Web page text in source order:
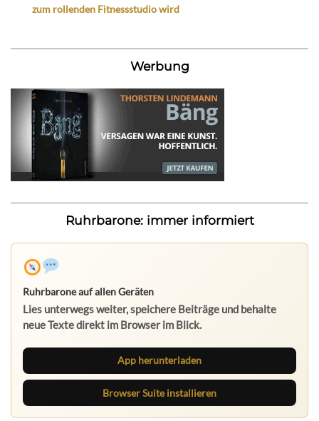
zum rollenden Fitnessstudio wird
Werbung
Ruhrbarone: immer informiert
Ruhrbarone auf allen Geräten
Lies unterwegs weiter, speichere Beiträge und behalte
neue Texte direkt im Browser im Blick.
App herunterladen
Browser Suite installieren